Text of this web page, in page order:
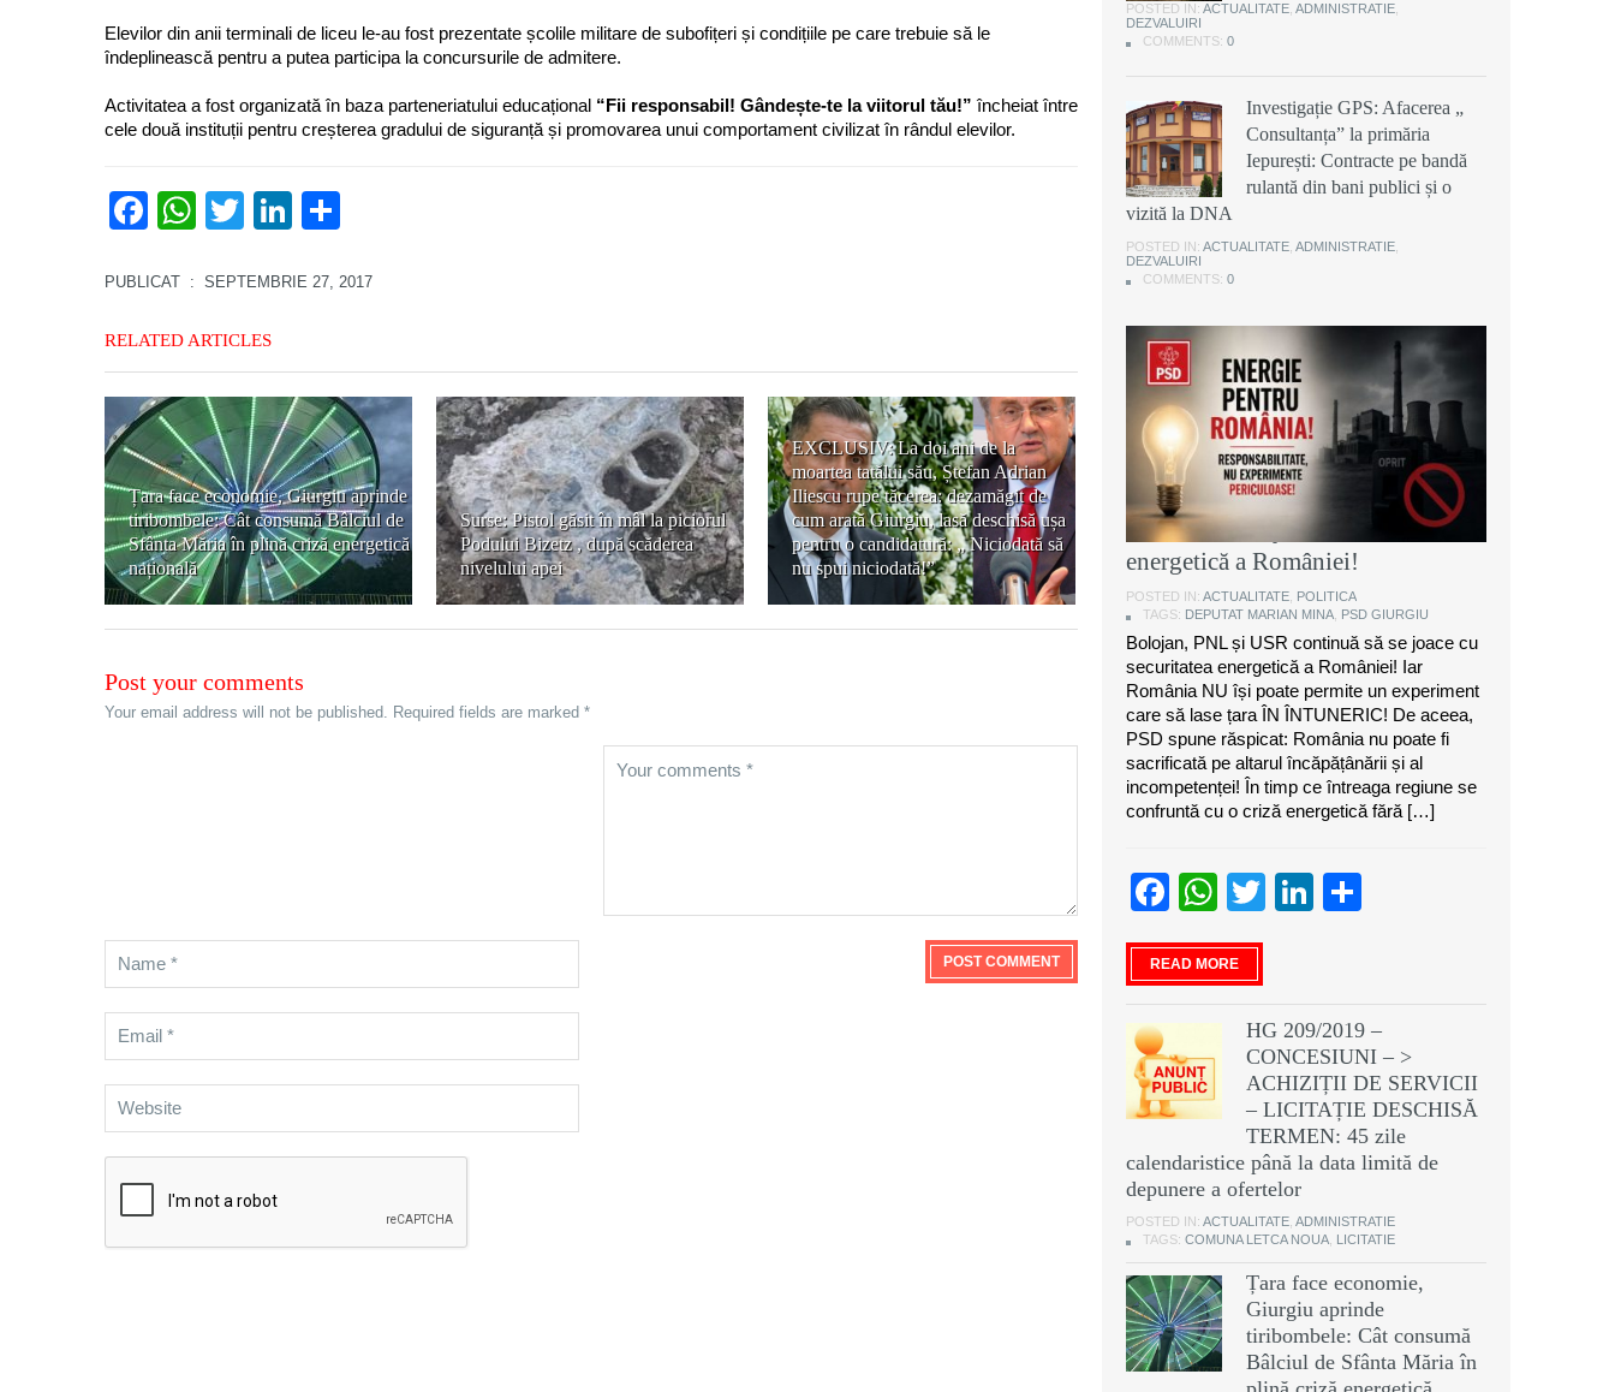
Elevilor din anii terminali de liceu le-au fost prezentate școlile militare de subofițeri și condițiile pe care trebuie să le
îndeplinească pentru a putea participa la concursurile de admitere.
Activitatea a fost organizată în baza parteneriatului educațional “Fii responsabil! Gândește-te la viitorul tău!” încheiat între
cele două instituții pentru creșterea gradului de siguranță și promovarea unui comportament civilizat în rândul elevilor.
Facebook
WhatsApp
TwitterLinkedIn
PUBLICAT : SEPTEMBRIE 27, 2017
RELATED ARTICLES
Țara face economie, Giurgiu aprinde
tiribombele: Cât consumă Bâlciul de
Sfânta Măria în plină criză energetică
națională
Surse: Pistol găsit în mâl la piciorul
Podului Bizetz , după scăderea
nivelului apei
EXCLUSIV: La doi ani de la
moartea tatălui său, Ștefan Adrian
Iliescu rupe tăcerea: dezamăgit de
cum arată Giurgiu, lasă deschisă ușa
pentru o candidatură: „ Niciodată să
nu spui niciodată!”
Post your comments
Your email address will not be published. Required fields are marked *
POSTED IN: ACTUALITATE ADMINISTRATIE
DEZVALUIRI
COMMENTS: 0
Investigație GPS: Afacerea „
Consultanța” la primăria
Iepurești: Contracte pe bandă
rulantă din bani publici și o
vizită la DNA
POSTED IN: ACTUALITATE ADMINISTRATIE
DEZVALUIRI
COMMENTS: 0
Marian Mina, deputat PSD de
Giurgiu: Bolojan, PNL și USR
continuă să se joace cu securitatea
energetică a României!
POSTED IN: ACTUALITATE POLITICA
TAGS: DEPUTAT MARIAN MINA PSD GIURGIU
Bolojan, PNL și USR continuă să se joace cu
securitatea energetică a României! Iar
România NU își poate permite un experiment
care să lase țara ÎN ÎNTUNERIC! De aceea,
PSD spune răspicat: România nu poate fi
sacrificată pe altarul încăpățânării și al
incompetenței! În timp ce întreaga regiune se
confruntă cu o criză energetică fără […]
Facebook
WhatsApp
TwitterLinkedIn
READ MORE
HG 209/2019 –
CONCESIUNI – >
ACHIZIȚII DE SERVICII
– LICITAȚIE DESCHISĂ
TERMEN: 45 zile
calendaristice până la data limită de
depunere a ofertelor
POSTED IN: ACTUALITATE ADMINISTRATIE
TAGS: COMUNA LETCA NOUA LICITATIE
Țara face economie,
Giurgiu aprinde
tiribombele: Cât consumă
Bâlciul de Sfânta Măria în